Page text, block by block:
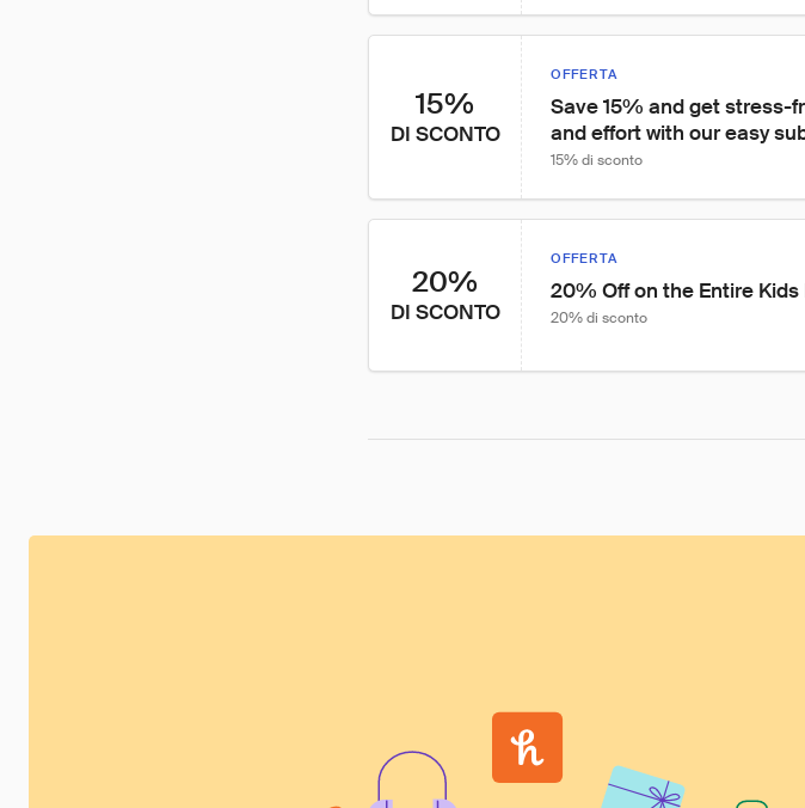
15%
DI SCONTO
OFFERTA
Save 15% and get stress-
and effort with our easy
15% di sconto
20%
DI SCONTO
OFFERTA
20% Off on the Entire Kids
20% di sconto